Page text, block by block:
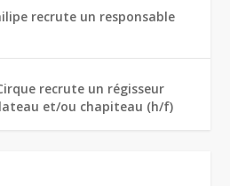
recrute un responsable
recrute un régisseur
et/ou chapiteau (h/f)